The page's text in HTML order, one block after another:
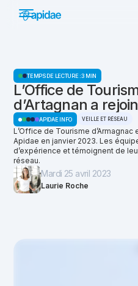
TEMPS DE LECTURE :3 MIN
L’Office de
d’Artagnan a
APIDAE INFO VEILLE ET RÉSEAU
L’Office de Tourisme d’Armagnac
Apidae en janvier 2023. Les
d’expérience et témoignent de
réseau.
Mardi 25 avril 2023
Laurie Roche